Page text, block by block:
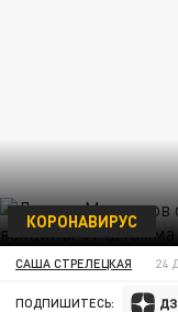
КОРОНАВИРУС
САША СТРЕЛЕЦКАЯ 24
ПОДПИШИТЕСЬ: